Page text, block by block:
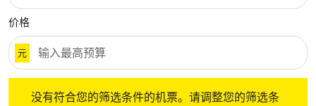
价格
元
没有符合您的筛选条件的机票。请调整您的筛选条